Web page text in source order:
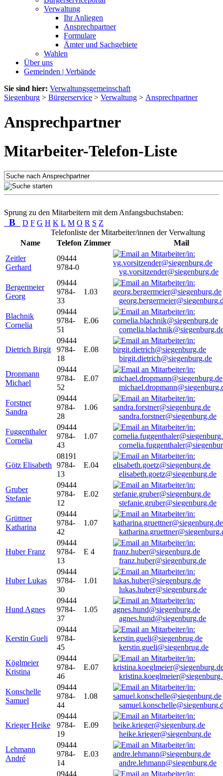
Verwaltung
Ihr Anliegen
Ansprechpartner
Formulare
Ämter und Sachgebiete
Wahlen
Über uns
Gemeinden | Verbände
Sie sind hier: Verwaltungsgemeinschaft
Siegenburg > Bürgerservice > Verwaltung > Ansprechpartner
Ansprechpartner
Mitarbeiter-Telefon-Liste
Sprung zu den Mitarbeitern mit dem Anfangsbuchstaben:
B D F G H K L M O R S Z
Telefonliste der Mitarbeiter/innen der Verwaltung
Name
Telefon Zimmer
Mail
Zeitler
Gerhard
09444
9784-0
vg.vorsitzender@siegenburg.de
Bergermeier
Georg
09444
9784-
33
1.03
Blachnik
Cornelia
09444
9784-
51
E.06
Dietrich Birgit
09444
9784-
18
E.08
birgit.dietrich@siegenburg.de
Dropmann
Michael
09444
9784-
52
E.07
Forstner
Sandra
09444
9784-
28
1.06
sandra.forstner@siegenburg.de
Fuggenthaler
Cornelia
09444
9784-
43
1.07
Götz Elisabeth
08191
9784-
13
E.04
elisabeth.goetz@siegenburg.de
Gruber
Stefanie
09444
9784-
12
E.02
stefanie.gruber@siegenburg.de
Grüttner
Katharina
09444
9784-
42
1.07
Huber Franz
09444
9784-
13
E 4
franz.huber@siegenburg.de
Huber Lukas
09444
9784-
30
1.01
lukas.huber@siegenburg.de
Hund Agnes
09444
9784-
37
1.05
agnes.hund@siegenburg.de
Kerstin Gueli
09444
9784-
45
kerstin.gueli@siegenbrug.de
Köglmeier
Kristina
09444
9784-
46
E.07
Konschelle
Samuel
09444
9784-
44
1.08
Krieger Heike
09444
9784-
19
E.09
heike.krieger@siegenburg.de
Lehmann
André
09444
9784-
14
E.03
andre.lehmann@siegenburg.de
09444